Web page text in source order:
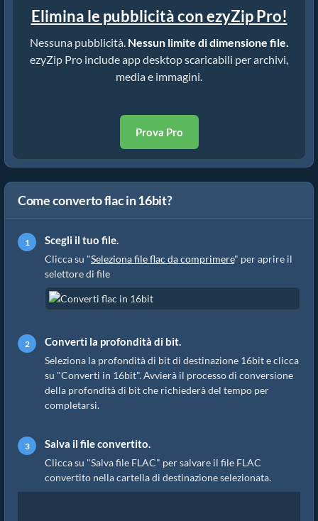
Elimina le pubblicità con ezyZip Pro!
Nessuna pubblicità. Nessun limite di dimensione file.
ezyZip Pro include app desktop scaricabili per archivi,
media e immagini.
Prova Pro
Come converto flac in 16bit?
Scegli il tuo file.
Clicca su "Seleziona file flac da comprimere" per aprire il
selettore di file
Converti la profondità di bit.
Seleziona la profondità di bit di destinazione 16bit e clicca
su "Converti in 16bit". Avvierà il processo di conversione
della profondità di bit che richiederà del tempo per
completarsi.
Salva il file convertito.
Clicca su "Salva file FLAC" per salvare il file FLAC
convertito nella cartella di destinazione selezionata.